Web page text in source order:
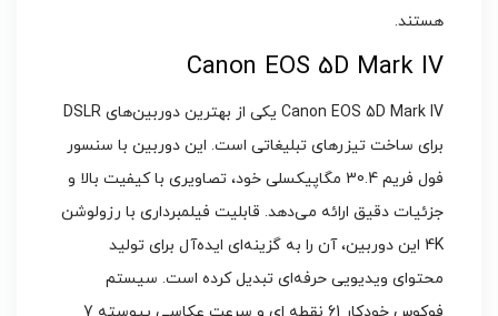
هستند.
Canon EOS 5D Mark IV
Canon EOS 5D Mark IV یکی از بهترین دوربین‌های DSLR
برای ساخت تیزرهای تبلیغاتی است. این دوربین با سنسور
فول فریم 30.4 مگاپیکسلی خود، تصاویری با کیفیت بالا و
جزئیات دقیق ارائه می‌دهد. قابلیت فیلمبرداری با رزولوشن
4K این دوربین، آن را به گزینه‌ای ایده‌آل برای تولید
محتوای ویدیویی حرفه‌ای تبدیل کرده است. سیستم